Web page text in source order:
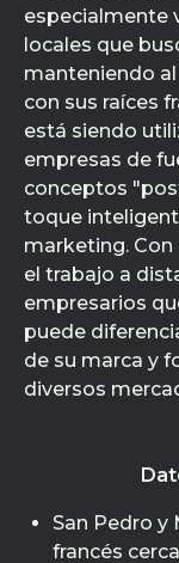
especialmente
locales que
manteniendo
con sus raíces
está siendo
empresas de
conceptos
toque
marketing.
el trabajo a
empresarios
puede
de su marca y
diversos
San Pedro y
francés